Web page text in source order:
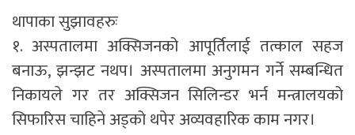
थापाका सुझावहरुः
१. अस्पतालमा अक्सिजनको आपूर्तिलाई तत्काल सहज
बनाऊ, झन्झट नथप। अस्पतालमा अनुगमन गर्ने सम्बन्धित
निकायले गर तर अक्सिजन सिलिन्डर भर्न मन्त्रालयको
सिफारिस चाहिने अड्को थपेर अव्यवहारिक काम नगर।